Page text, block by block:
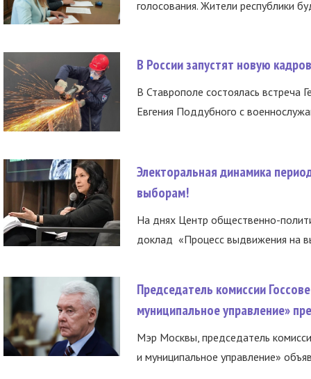
голосования. Жители республики
В России запустят новую
В Ставрополе состоялась встреча
Евгения Поддубного с
Электоральная динамика
выборам!
На днях Центр общественно-
доклад «Процесс выдвижения на
Председатель комиссии
муниципальное управление»
Мэр Москвы, председатель
и муниципальное управление»